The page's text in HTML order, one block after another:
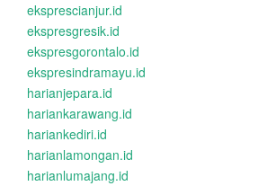
eksprescianjur.id
ekspresgresik.id
ekspresgorontalo.id
ekspresindramayu.id
harianjepara.id
hariankarawang.id
hariankediri.id
harianlamongan.id
harianlumajang.id